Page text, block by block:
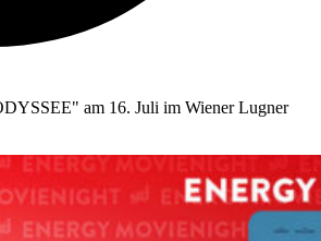
am 16. Juli im Wiener Lugner